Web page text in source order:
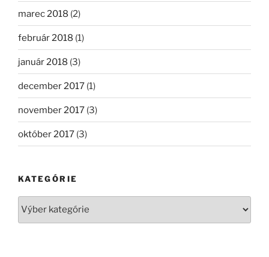
marec 2018 (2)
február 2018 (1)
január 2018 (3)
december 2017 (1)
november 2017 (3)
október 2017 (3)
KATEGÓRIE
Kategórie